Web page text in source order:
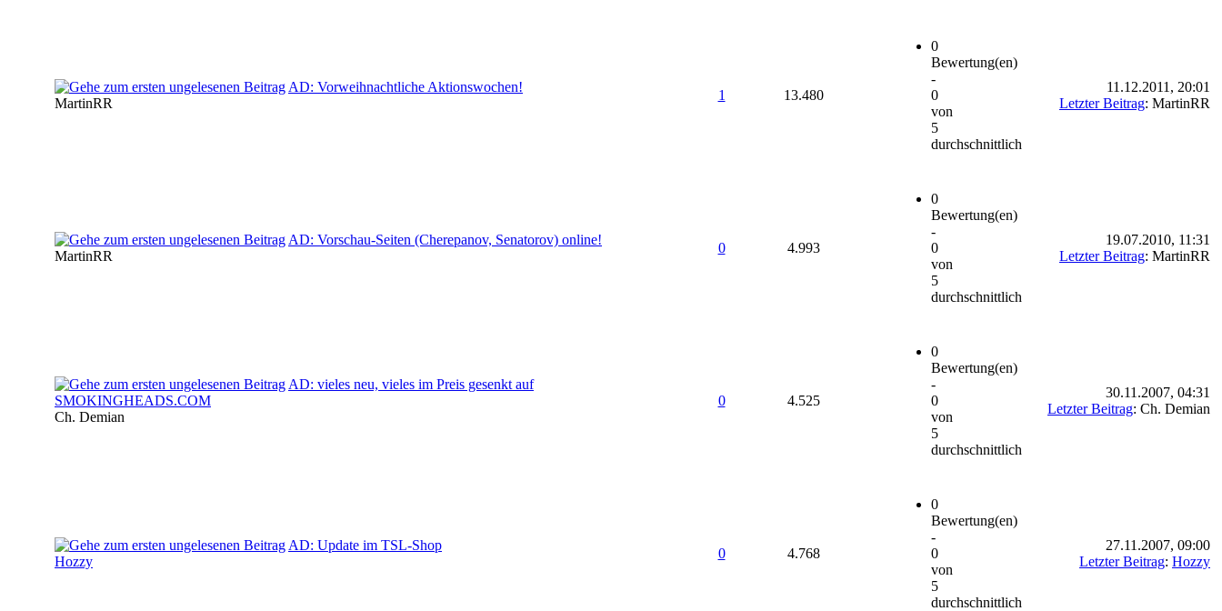
AD: Vorweihnachtliche Aktionswochen!
MartinRR
1 13.480
0
Bewertung(en)
-
0
von
5
durchschnittlich
11.12.2011, 20:01
Letzter Beitrag: MartinRR
AD: Vorschau-Seiten (Cherepanov, Senatorov) online!
MartinRR
0 4.993
0
Bewertung(en)
-
0
von
5
durchschnittlich
19.07.2010, 11:31
Letzter Beitrag: MartinRR
AD: vieles neu, vieles im Preis gesenkt auf
SMOKINGHEADS.COM
Ch. Demian
0 4.525
0
Bewertung(en)
-
0
von
5
durchschnittlich
30.11.2007, 04:31
Letzter Beitrag: Ch. Demian
AD: Update im TSL-Shop
Hozzy
0 4.768
0
Bewertung(en)
-
0
von
5
durchschnittlich
27.11.2007, 09:00
Letzter Beitrag: Hozzy